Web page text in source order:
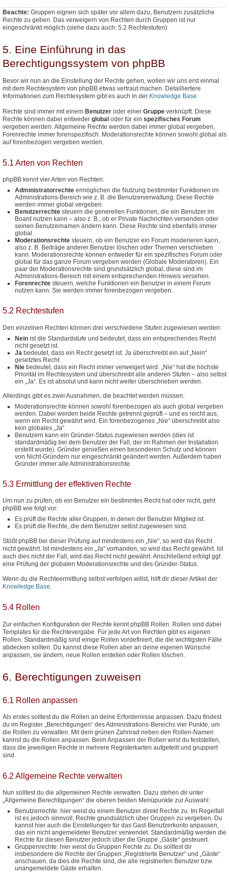
Beachte: Gruppen eignen sich später vor allem dazu, Benutzern zusätzliche
Rechte zu geben. Das verweigern von Rechten durch Gruppen ist nur
eingeschränkt möglich (siehe dazu auch: 5.2 Rechtestufen)
5. Eine Einführung in das
Berechtigungssystem von phpBB
Bevor wir nun an die Einstellung der Rechte gehen, wollen wir uns erst einmal
mit dem Rechtesystem von phpBB etwas vertraut machen. Detailliertere
Informationen zum Rechtesystem gibt es auch in der Knowledge Base.
Rechte sind immer mit einem Benutzer oder einer Gruppe verknüpft. Diese
Rechte können dabei entweder global oder für ein spezifisches Forum
vergeben werden. Allgemeine Rechte werden dabei immer global vergeben,
Forenrechte immer forenspezifisch. Moderationsrechte können sowohl global als
auf forenbezogen vergeben werden.
5.1 Arten von Rechten
phpBB kennt vier Arten von Rechten:
Administratorrechte ermöglichen die Nutzung bestimmter Funktionen im
Administrations-Bereich wie z. B. die Benutzerverwaltung. Diese Rechte
werden immer global vergeben.
Benutzerrechte steuern die generellen Funktionen, die ein Benutzer im
Board nutzen kann – also z. B., ob er Private Nachrichten versenden oder
seinen Benutzernamen ändern kann. Diese Rechte sind ebenfalls immer
global.
Moderationsrechte steuern, ob ein Benutzer ein Forum moderieren kann,
also z. B. Beiträge anderer Benutzer löschen oder Themen verschieben
kann. Moderationsrechte können entweder für ein spezifisches Forum oder
global für das ganze Forum vergeben werden (Globale Moderatoren). Ein
paar der Moderationsrechte sind grundsätzlich global; diese sind im
Administrations-Bereich mit einem entsprechenden Hinweis versehen.
Forenrechte steuern, welche Funktionen ein Benutzer in einem Forum
nutzen kann. Sie werden immer forenbezogen vergeben.
5.2 Rechtestufen
Den einzelnen Rechten können drei verschiedene Stufen zugewiesen werden:
Nein ist die Standardstufe und bedeutet, dass ein entsprechendes Recht
nicht gesetzt ist.
Ja bedeutet, dass ein Recht gesetzt ist. Ja überschreibt ein auf „Nein“
gesetztes Recht.
Nie bedeutet, dass ein Recht immer verweigert wird. „Nie“ hat die höchste
Priorität im Rechtesystem und überschreibt alle anderen Stufen – also selbst
ein „Ja“. Es ist absolut und kann nicht weiter überschrieben werden.
Allerdings gibt es zwei Ausnahmen, die beachtet werden müssen:
Moderationsrechte können sowohl forenbezogen als auch global vergeben
werden. Dabei werden beide Rechte getrennt geprüft – und es reicht aus,
wenn ein Recht gewährt wird. Ein forenbezogenes „Nie“ überschreibt also
kein globales „Ja“.
Benutzern kann ein Gründer-Status zugewiesen werden (dies ist
standardmäßig bei dem Benutzer der Fall, der im Rahmen der Installation
erstellt wurde). Gründer genießen einen besonderen Schutz und können
von Nicht-Gründern nur eingeschränkt geändert werden. Außerdem haben
Gründer immer alle Administrationsrechte.
5.3 Ermittlung der effektiven Rechte
Um nun zu prüfen, ob ein Benutzer ein bestimmtes Recht hat oder nicht, geht
phpBB wie folgt vor:
Es prüft die Rechte aller Gruppen, in denen der Benutzer Mitglied ist.
Es prüft die Rechte, die dem Benutzer selbst zugewiesen sind.
Stößt phpBB bei dieser Prüfung auf mindestens ein „Nie“, so wird das Recht
nicht gewährt. Ist mindestens ein „Ja“ vorhanden, so wird das Recht gewährt. Ist
auch dies nicht der Fall, wird das Recht nicht gewährt. Anschließend erfolgt ggf.
eine Prüfung der globalen Moderationsrechte und des Gründer-Status.
Wenn du die Rechteermittlung selbst verfolgen willst, hilft dir dieser Artikel der
Knowledge Base.
5.4 Rollen
Zur einfachen Konfiguration der Rechte kennt phpBB Rollen. Rollen sind dabei
Templates für die Rechtevergabe. Für jede Art von Rechten gibt es eigenen
Rollen. Standardmäßig sind einige Rollen vordefiniert, die die wichtigsten Fälle
abdecken sollten. Du kannst diese Rollen aber an deine eigenen Wünsche
anpassen, sie ändern, neue Rollen erstellen oder Rollen löschen.
6. Berechtigungen zuweisen
6.1 Rollen anpassen
Als erstes solltest du die Rollen an deine Erfordernisse anpassen. Dazu findest
du im Register „Berechtigungen“ des Administrations-Bereichs vier Punkte, um
die Rollen zu verwalten. Mit dem grünen Zahnrad neben den Rollen-Namen
kannst du die Rollen anpassen. Beim Anpassen der Rollen wirst du feststellen,
dass die jeweiligen Rechte in mehrere Registerkarten aufgeteilt und gruppiert
sind.
6.2 Allgemeine Rechte verwalten
Nun solltest du die allgemeinen Rechte verwalten. Dazu stehen dir unter
„Allgemeine Berechtigungen“ die oberen beiden Menüpunkte zur Auswahl:
Benutzerrechte: hier weist du einem Benutzer direkt Rechte zu. Im Regelfall
ist es jedoch sinnvoll, Rechte grundsätzlich über Gruppen zu vergeben. Du
kannst hier auch die Einstellungen für das Gast-Benutzerkonto anpassen,
das ein nicht angemeldeter Benutzer verwendet. Standardmäßig werden die
Rechte für diesen Benutzer jedoch über die Gruppe „Gäste“ gesteuert.
Gruppenrechte: hier weist du Gruppen Rechte zu. Du solltest dir
insbesondere die Rechte der Gruppen „Registrierte Benutzer“ und „Gäste“
anschauen, da dies die Rechte sind, die alle registrierten Benutzer bzw.
unangemeldete Gäste erhalten.